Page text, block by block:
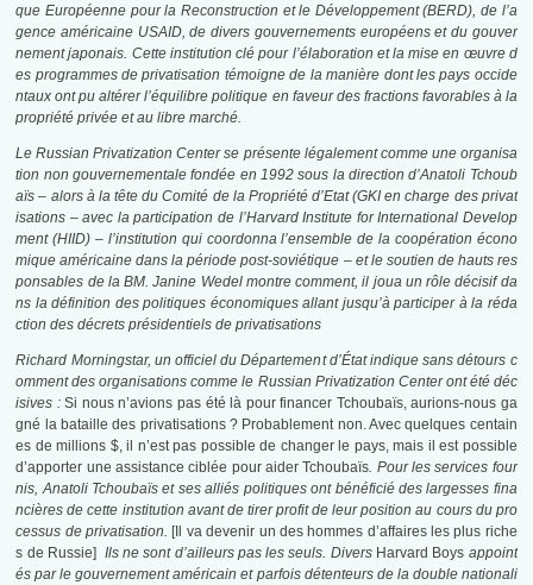
que Européenne pour la Reconstruction et le Développement (BERD), de l’a
gence américaine USAID, de divers gouvernements européens et du gouver
nement japonais. Cette institution clé pour l’élaboration et la mise en œuvre d
es programmes de privatisation témoigne de la manière dont les pays occide
ntaux ont pu altérer l’équilibre politique en faveur des fractions favorables à la
propriété privée et au libre marché.
Le Russian Privatization Center se présente légalement comme une organisa
tion non gouvernementale fondée en 1992 sous la direction d’Anatoli Tchoub
aïs – alors à la tête du Comité de la Propriété d’Etat (GKI en charge des privat
isations – avec la participation de l’Harvard Institute for International Develop
ment (HIID) – l’institution qui coordonna l’ensemble de la coopération écono
mique américaine dans la période post-soviétique – et le soutien de hauts res
ponsables de la BM. Janine Wedel montre comment, il joua un rôle décisif da
ns la définition des politiques économiques allant jusqu’à participer à la réda
ction des décrets présidentiels de privatisations
Richard Morningstar, un officiel du Département d’État indique sans détours c
omment des organisations comme le Russian Privatization Center ont été déc
isives :Si nous n’avions pas été là pour financer Tchoubaïs, aurions-nous ga
gné la bataille des privatisations ? Probablement non. Avec quelques centain
es de millions $, il n’est pas possible de changer le pays, mais il est possible
d’apporter une assistance ciblée pour aider Tchoubaïs. Pour les services four
nis, Anatoli Tchoubaïs et ses alliés politiques ont bénéficié des largesses fina
ncières de cette institution avant de tirer profit de leur position au cours du pro
cessus de privatisation. [Il va devenir un des hommes d’affaires les plus riche
s de Russie] Ils ne sont d’ailleurs pas les seuls. Divers Harvard Boys appoint
és par le gouvernement américain et parfois détenteurs de la double nationali